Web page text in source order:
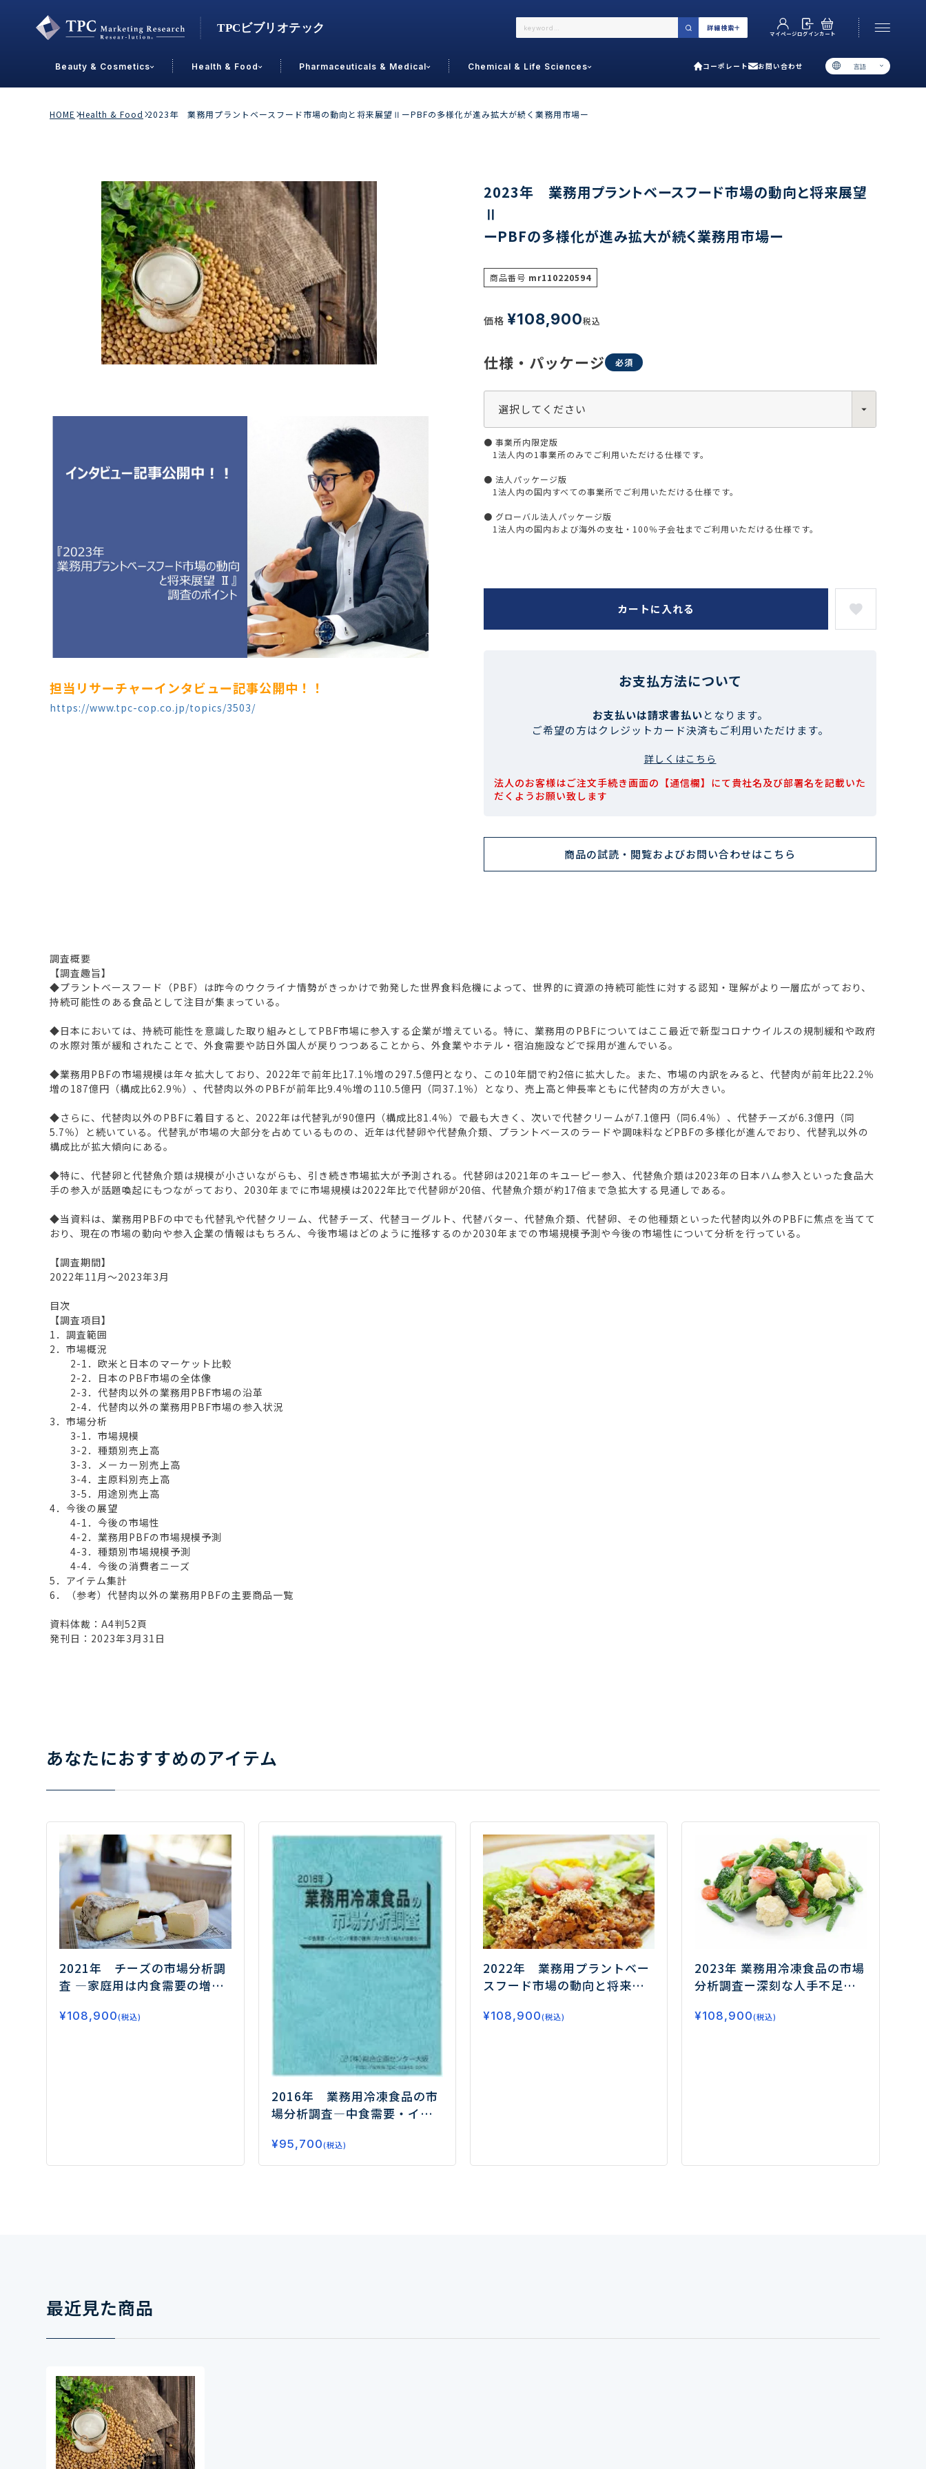
詳細検索
マイページログインカート
Beauty & Cosmetics Health & Food Pharmaceuticals & Medical Chemical & Life Sciences コーポレート お問い合わせ 言語
業界で選ぶ カテゴリで選ぶ
リセット 検索する
Contact Us
Beauty & Cosmetics
敏感肌・アトピー
男性
美容食品
その他
Health & Food
加工食品
飲料
乳製品
菓子
ＰＢＦ
冷食
業務用
食品添加物
R&D
海外
通販
サプリ
美容
シニア
女性・フェムケア
オーラル
生活習慣
介護
機能性原料・素材
その他
Pharmaceuticals & Medical
がん
循環器・代謝
泌尿器・婦人
Chemical & Life Sciences
ライフサイエンス
患者・ドクター調査
戦略調査 海外・グローバル調査
ご利用ガイド
〒550-0013
TEL 06-6538-5358（代表）
HOME Health & Food 2023年 業務用プラントベースフード市場の動向と将来展望ⅡーPBFの多様化が進み拡大が続く業務用市場ー
担当リサーチャーインタビュー記事公開中！！
https://www.tpc-cop.co.jp/topics/3503/
2023年 業務用プラントベースフード市場の動向と将来展望
Ⅱ
ーPBFの多様化が進み拡大が続く業務用市場ー
商品番号 mr110220594
価格 ¥108,900税込
仕様・パッケージ
● 事業所内限定版
1法人内の1事業所のみでご利用いただける仕様です。
● 法人パッケージ版
1法人内の国内すべての事業所でご利用いただける仕様です。
● グローバル法人パッケージ版
1法人内の国内および海外の支社・100％子会社までご利用いただける仕様です。
カートに入れる
お支払方法について
お支払いは請求書払いとなります。
ご希望の方はクレジットカード決済もご利用いただけます。
詳しくはこちら
法人のお客様はご注文手続き画面の【通信欄】にて貴社名及び部署名を記載いた
だくようお願い致します
商品の試読・閲覧およびお問い合わせはこちら
調査概要
【調査趣旨】
◆プラントベースフード（PBF）は昨今のウクライナ情勢がきっかけで勃発した世界食料危機によって、世界的に資源の持続可能性に対する認知・理解がより一層広がっており、
持続可能性のある食品として注目が集まっている。
◆日本においては、持続可能性を意識した取り組みとしてPBF市場に参入する企業が増えている。特に、業務用のPBFについてはここ最近で新型コロナウイルスの規制緩和や政府
の水際対策が緩和されたことで、外食需要や訪日外国人が戻りつつあることから、外食業やホテル・宿泊施設などで採用が進んでいる。
◆業務用PBFの市場規模は年々拡大しており、2022年で前年比17.1％増の297.5億円となり、この10年間で約2倍に拡大した。また、市場の内訳をみると、代替肉が前年比22.2％
増の187億円（構成比62.9％）、代替肉以外のPBFが前年比9.4％増の110.5億円（同37.1％）となり、売上高と伸長率ともに代替肉の方が大きい。
◆さらに、代替肉以外のPBFに着目すると、2022年は代替乳が90億円（構成比81.4％）で最も大きく、次いで代替クリームが7.1億円（同6.4％）、代替チーズが6.3億円（同
5.7％）と続いている。代替乳が市場の大部分を占めているものの、近年は代替卵や代替魚介類、プラントベースのラードや調味料などPBFの多様化が進んでおり、代替乳以外の
構成比が拡大傾向にある。
◆特に、代替卵と代替魚介類は規模が小さいながらも、引き続き市場拡大が予測される。代替卵は2021年のキユーピー参入、代替魚介類は2023年の日本ハム参入といった食品大
手の参入が話題喚起にもつながっており、2030年までに市場規模は2022年比で代替卵が20倍、代替魚介類が約17倍まで急拡大する見通しである。
◆当資料は、業務用PBFの中でも代替乳や代替クリーム、代替チーズ、代替ヨーグルト、代替バター、代替魚介類、代替卵、その他種類といった代替肉以外のPBFに焦点を当てて
おり、現在の市場の動向や参入企業の情報はもちろん、今後市場はどのように推移するのか2030年までの市場規模予測や今後の市場性について分析を行っている。
【調査期間】
2022年11月～2023年3月
目次
【調査項目】
1．調査範囲
2．市場概況
2-1．欧米と日本のマーケット比較
2-2．日本のPBF市場の全体像
2-3．代替肉以外の業務用PBF市場の沿革
2-4．代替肉以外の業務用PBF市場の参入状況
3．市場分析
3-1．市場規模
3-2．種類別売上高
3-3．メーカー別売上高
3-4．主原料別売上高
3-5．用途別売上高
4．今後の展望
4-1．今後の市場性
4-2．業務用PBFの市場規模予測
4-3．種類別市場規模予測
4-4．今後の消費者ニーズ
5．アイテム集計
6．（参考）代替肉以外の業務用PBFの主要商品一覧
資料体裁：A4判52頁
発刊日：2023年3月31日
あなたにおすすめのアイテム
2021年 チーズの市場分析調
査 ―家庭用は内食需要の増加
案が進む―
¥108,900(税込)
2016年 業務用冷凍食品の市
場分析調査―中食需要・イン
取り組みが活発化―
¥95,700(税込)
2022年 業務用プラントベー
スフード市場の動向と将来展
長する代替肉使用食品、今後
¥108,900(税込)
2023年 業務用冷凍食品の市場
分析調査ー深刻な人手不足と
の販売ポイントを探るー
¥108,900(税込)
最近見た商品